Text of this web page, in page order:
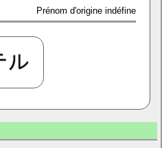
Prénom d'origine indéfine